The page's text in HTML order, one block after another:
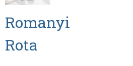
Romanyi
Rota